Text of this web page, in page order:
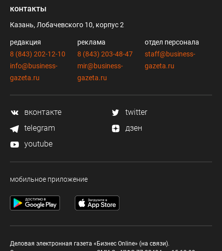
контакты
Казань, Лобачевского 10, корпус 2
редакция
8 (843) 202-12-10
info@business-
gazeta.ru
реклама
8 (843) 203-48-47
mir@business-
gazeta.ru
отдел персонала
staff@business-
gazeta.ru
вконтакте
twitter
telegram
дзен
youtube
мобильное приложение
Деловая электронная газета «Бизнес Online» (на связи).